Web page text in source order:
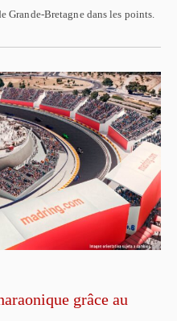
Grande-Bretagne dans les points.
grâce au